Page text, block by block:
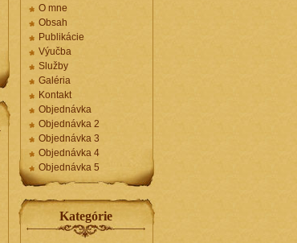
O mne
Obsah
Publikácie
Výučba
Služby
Galéria
Kontakt
Objednávka
Objednávka 2
Objednávka 3
Objednávka 4
Objednávka 5
Kategórie